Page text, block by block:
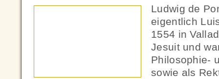
Ludwig de
eigentlich
1554 in
Jesuit und
Philosophie-
sowie als